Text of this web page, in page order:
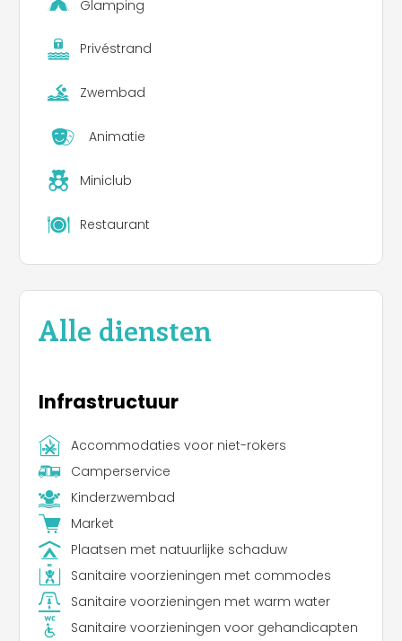
Garda. Deze camping is toegankelijk voor
mensen met een motorische handicap.
Glamping
Privéstrand
Zwembad
Animatie
Miniclub
Restaurant
Alle diensten
Infrastructuur
Accommodaties voor niet-rokers
Camperservice
Kinderzwembad
Market
Plaatsen met natuurlijke schaduw
Sanitaire voorzieningen met commodes
Sanitaire voorzieningen met warm water
Sanitaire voorzieningen voor gehandicapten